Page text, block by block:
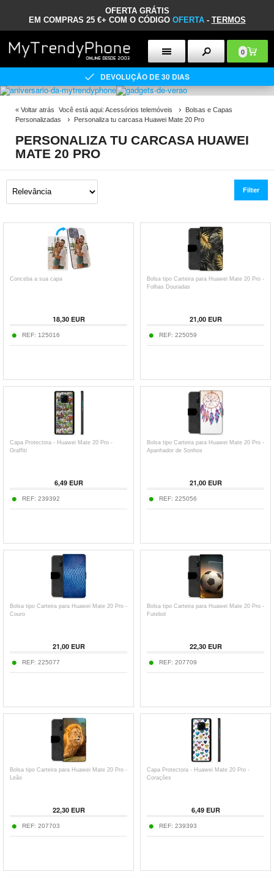
OFERTA GRÁTIS
EM COMPRAS 25 €+ COM O CÓDIGO OFERTA- TERMOS
0
DEVOLUÇÃO DE 30 DIAS
« Voltar atrás Você está aqui: Acessórios telemóveis
Bolsas e Capas
Personalizadas
Personaliza tu carcasa Huawei Mate 20 Pro
PERSONALIZA TU CARCASA HUAWEI
MATE 20 PRO
Filter
Conceba a sua capa
18,30EUR
REF: 125016
Bolsa tipo Carteira para Huawei Mate 20 Pro -
Folhas Douradas
21,00EUR
REF: 225059
Capa Protectora - Huawei Mate 20 Pro -
Graffiti
6,49EUR
REF: 239392
Bolsa tipo Carteira para Huawei Mate 20 Pro -
Apanhador de Sonhos
21,00EUR
REF: 225056
Bolsa tipo Carteira para Huawei Mate 20 Pro -
Couro
21,00EUR
REF: 225077
Bolsa tipo Carteira para Huawei Mate 20 Pro -
Futebol
22,30EUR
REF: 207709
Bolsa tipo Carteira para Huawei Mate 20 Pro -
Leão
22,30EUR
REF: 207703
Capa Protectora - Huawei Mate 20 Pro -
Corações
6,49EUR
REF: 239393